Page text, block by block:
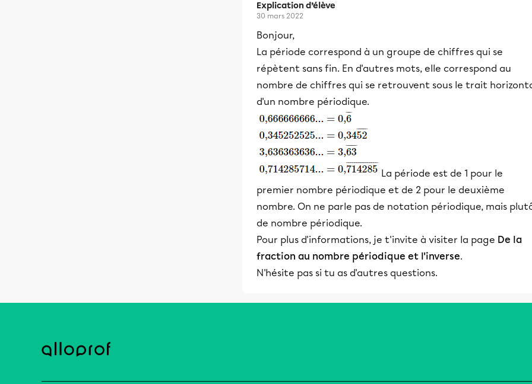
Explication d’élève
30 mars 2022
Bonjour,
La période correspond à un groupe de chiffres qui se
répètent sans fin. En d'autres mots, elle correspond au
nombre de chiffres qui se retrouvent sous le trait
d'un nombre périodique.
La période est de 1 pour le
premier nombre périodique et de 2 pour le deuxième
nombre. On ne parle pas de notation périodique, mais
de nombre périodique.
Pour plus d'informations, je t'invite à visiter la page De la
fraction au nombre périodique et l'inverse.
N'hésite pas si tu as d'autres questions.